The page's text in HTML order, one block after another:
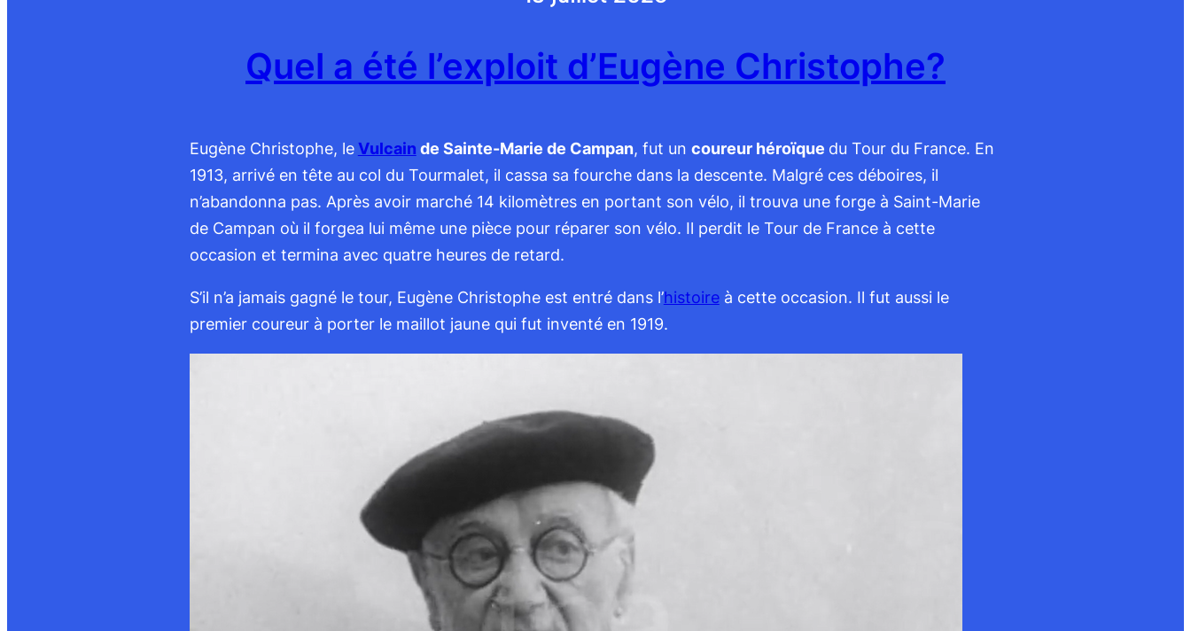
Quel a été l’exploit d’Eugène Christophe?
Eugène Christophe, le Vulcain de Sainte-Marie de Campan, fut un coureur héroïque du Tour du France. En
1913, arrivé en tête au col du Tourmalet, il cassa sa fourche dans la descente. Malgré ces déboires, il
n’abandonna pas. Après avoir marché 14 kilomètres en portant son vélo, il trouva une forge à Saint-Marie
de Campan où il forgea lui même une pièce pour réparer son vélo. Il perdit le Tour de France à cette
occasion et termina avec quatre heures de retard.
S’il n’a jamais gagné le tour, Eugène Christophe est entré dans l’histoireà cette occasion. Il fut aussi le
premier coureur à porter le maillot jaune qui fut inventé en 1919.